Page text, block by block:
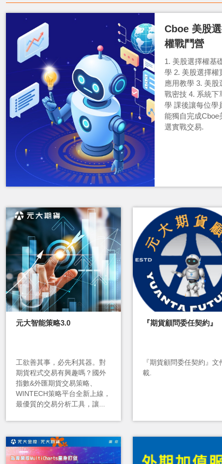
Cboe 美股
權戰鬥營
1. 美股選擇權基
學 2. 美股選擇權
應用教學 3. 美股
戰密技 4. 系統下
學 課後讓每位學
能獨自完成Cboe
選實戰交易.
元大智能策略3.0
工欲善其事，必先利其器。對
期貨程式交易有興趣嗎？國外
指數&外匯期貨交易策略、
WINTECH策略平台全新上線，
最優質的交易分析工具，讓...
『期貨顧問委任契約』
『期貨顧問委任契約』文
載.